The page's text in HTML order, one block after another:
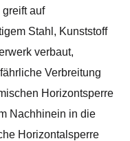
auf
Stahl, Kunststoff
verbaut,
Verbreitung
Horizontsperre
Nachhinein in die
Horizontalsperre